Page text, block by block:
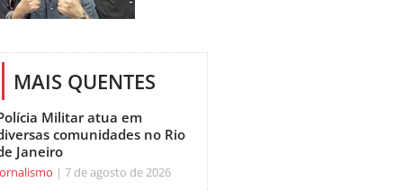
MAIS QUENTES
Militar atua em
comunidades no Rio
Janeiro
7 de agosto de 2026